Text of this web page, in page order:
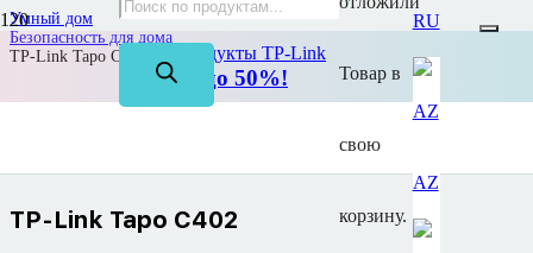
На все продукты TP-Link
Скидка до 50%! Товар в
свою
корзину.
RU
AZ
Умный дом
Безопасность для дома
TP-Link Tapo C402
TP-Link Tapo C402